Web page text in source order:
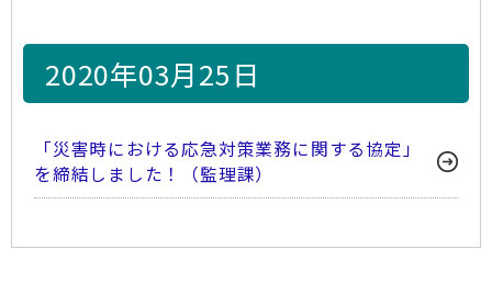
2020年03月25日
「災害時における応急対策業務に関する協定」
を締結しました！（監理課）